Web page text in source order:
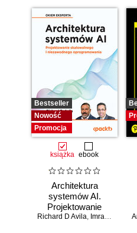
Bestseller
Nowość
Promocja
książka ebook
Architektura
systemów AI.
Projektowanie
skalowalnego i
Richard D Avila, Imran Ahmad